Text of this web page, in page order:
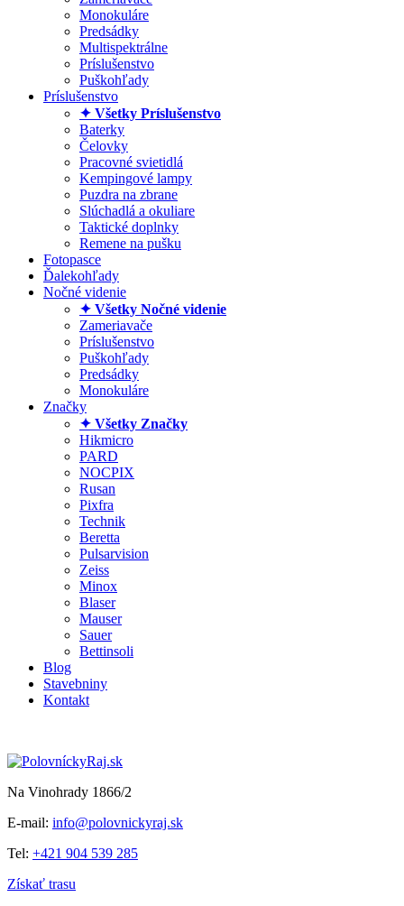
Monokuláre
Predsádky
Multispektrálne
Príslušenstvo
Puškohľady
Príslušenstvo
✦ Všetky Príslušenstvo
Baterky
Čelovky
Pracovné svietidlá
Kempingové lampy
Puzdra na zbrane
Slúchadlá a okuliare
Taktické doplnky
Remene na pušku
Fotopasce
Ďalekohľady
Nočné videnie
✦ Všetky Nočné videnie
Zameriavače
Príslušenstvo
Puškohľady
Predsádky
Monokuláre
Značky
✦ Všetky Značky
Hikmicro
PARD
NOCPIX
Rusan
Pixfra
Technik
Beretta
Pulsarvision
Zeiss
Minox
Blaser
Mauser
Sauer
Bettinsoli
Blog
Stavebniny
Kontakt
Na Vinohrady 1866/2
E-mail: info@polovnickyraj.sk
Tel: +421 904 539 285
Získať trasu